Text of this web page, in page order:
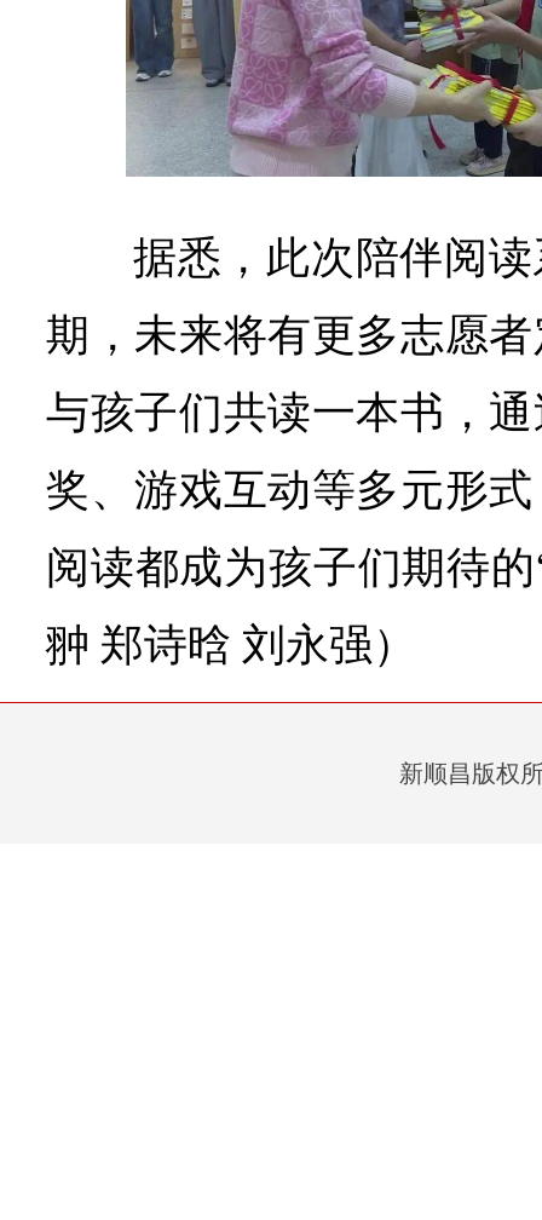
据悉，此次陪伴阅
期，未来将有更多志愿
与孩子们共读一本书，
奖、游戏互动等多元形
阅读都成为孩子们期待
翀 郑诗晗 刘永强）
新顺昌版权